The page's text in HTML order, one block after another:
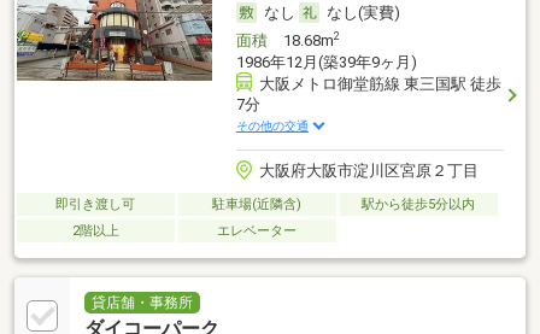
なし
なし(実費)
面積18.68m2
1986年12月(築39年9ヶ月)
大阪メトロ御堂筋線 東三国駅 徒歩
7分
その他の交通
大阪府大阪市淀川区宮原２丁目
即引き渡し可 駐車場(近隣含)
駅から徒歩5分以内
2階以上
エレベーター
貸店舗・事務所
ダイコーパーク